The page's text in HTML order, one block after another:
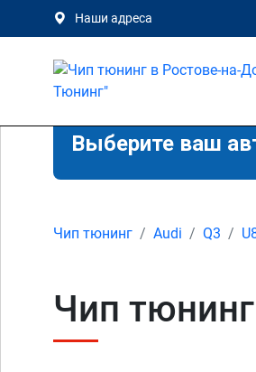
Наши адреса
Выберите ваш
Чип тюнинг Audi Q3
Чип